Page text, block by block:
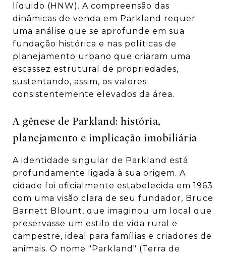
líquido (HNW). A compreensão das
dinâmicas de venda em Parkland requer
uma análise que se aprofunde em sua
fundação histórica e nas políticas de
planejamento urbano que criaram uma
escassez estrutural de propriedades,
sustentando, assim, os valores
consistentemente elevados da área.
A gênese de Parkland: história,
planejamento e implicação imobiliária
A identidade singular de Parkland está
profundamente ligada à sua origem. A
cidade foi oficialmente estabelecida em 1963
com uma visão clara de seu fundador, Bruce
Barnett Blount, que imaginou um local que
preservasse um estilo de vida rural e
campestre, ideal para famílias e criadores de
animais. O nome "Parkland" (Terra de